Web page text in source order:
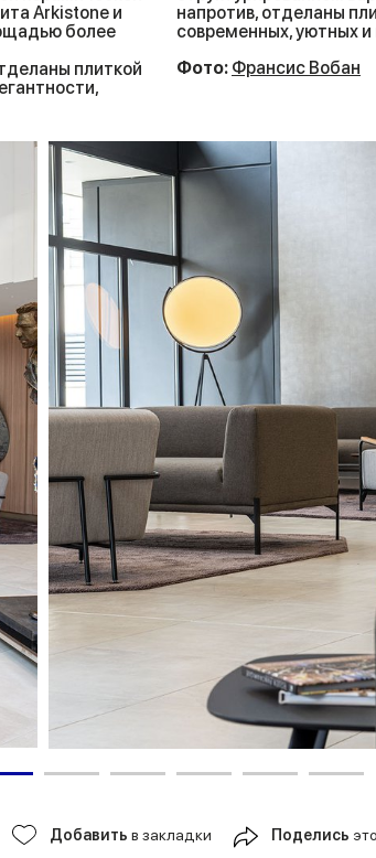
Arkistone и
более
плиткой
напротив, отделаны
современных, уютных
Фото: Франсис Вобан
Добавить в закладки Поделись